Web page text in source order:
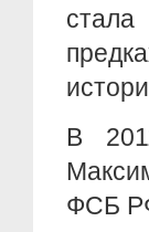
В
ФСБ